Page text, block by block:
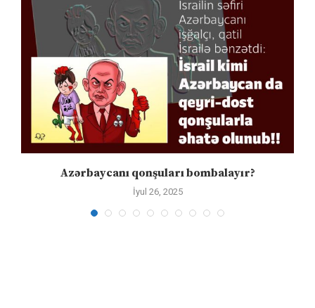
Azərbaycanı qonşuları bombalayır?
İyul 26, 2025